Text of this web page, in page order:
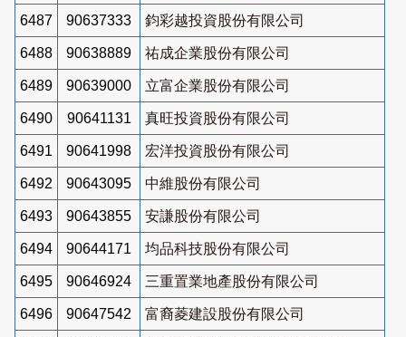
6487 90637333 鈞彩越投資股份有限公司
6488 90638889 祐成企業股份有限公司
6489 90639000 立富企業股份有限公司
6490 90641131 真旺投資股份有限公司
6491 90641998 宏洋投資股份有限公司
6492 90643095 中維股份有限公司
6493 90643855 安謙股份有限公司
6494 90644171 均品科技股份有限公司
6495 90646924 三重置業地產股份有限公司
6496 90647542 富裔菱建設股份有限公司